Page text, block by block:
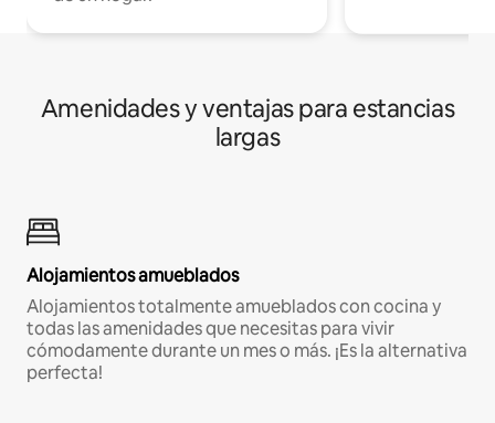
Amenidades y ventajas para estancias
largas
Alojamientos amueblados
Alojamientos totalmente amueblados con cocina y
todas las amenidades que necesitas para vivir
cómodamente durante un mes o más. ¡Es la alternativa
perfecta!